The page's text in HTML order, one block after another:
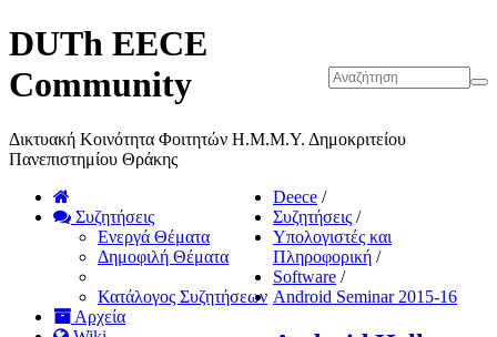
DUTh EECE
Community
Δικτυακή Κοινότητα Φοιτητών Η.Μ.Μ.Υ. Δημοκριτείου
Πανεπιστημίου Θράκης
Συζητήσεις
Ενεργά Θέματα
Δημοφιλή Θέματα
Κατάλογος Συζητήσεων
Αρχεία
Deece /
Συζητήσεις /
Υπολογιστές και
Πληροφορική /
Software /
Android Seminar 2015-16